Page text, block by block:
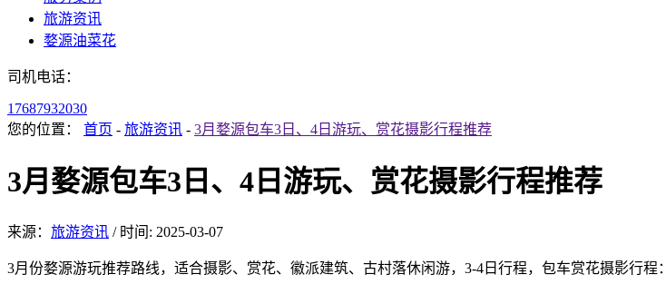
旅游资讯
婺源油菜花
司机电话：
17687932030
您的位置： 首页 - 旅游资讯 - 3月婺源包车3日、4日游玩、赏花摄影行程推荐
3月婺源包车3日、4日游玩、赏花摄影行程推荐
来源： 旅游资讯 / 时间: 2025-03-07
3月份婺源游玩推荐路线，适合摄影、赏花、徽派建筑、古村落休闲游，3-4日行程，包车赏花摄影行程：